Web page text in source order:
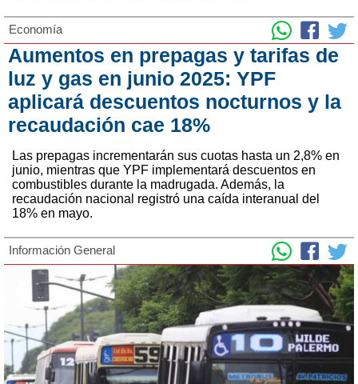
Economía
Aumentos en prepagas y tarifas de
luz y gas en junio 2025: YPF
aplicará descuentos nocturnos y la
recaudación cae 18%
Las prepagas incrementarán sus cuotas hasta un 2,8% en
junio, mientras que YPF implementará descuentos en
combustibles durante la madrugada. Además, la
recaudación nacional registró una caída interanual del
18% en mayo.
Información General